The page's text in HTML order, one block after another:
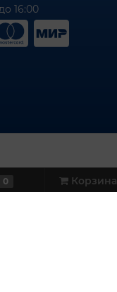
16:00
0 Корзина